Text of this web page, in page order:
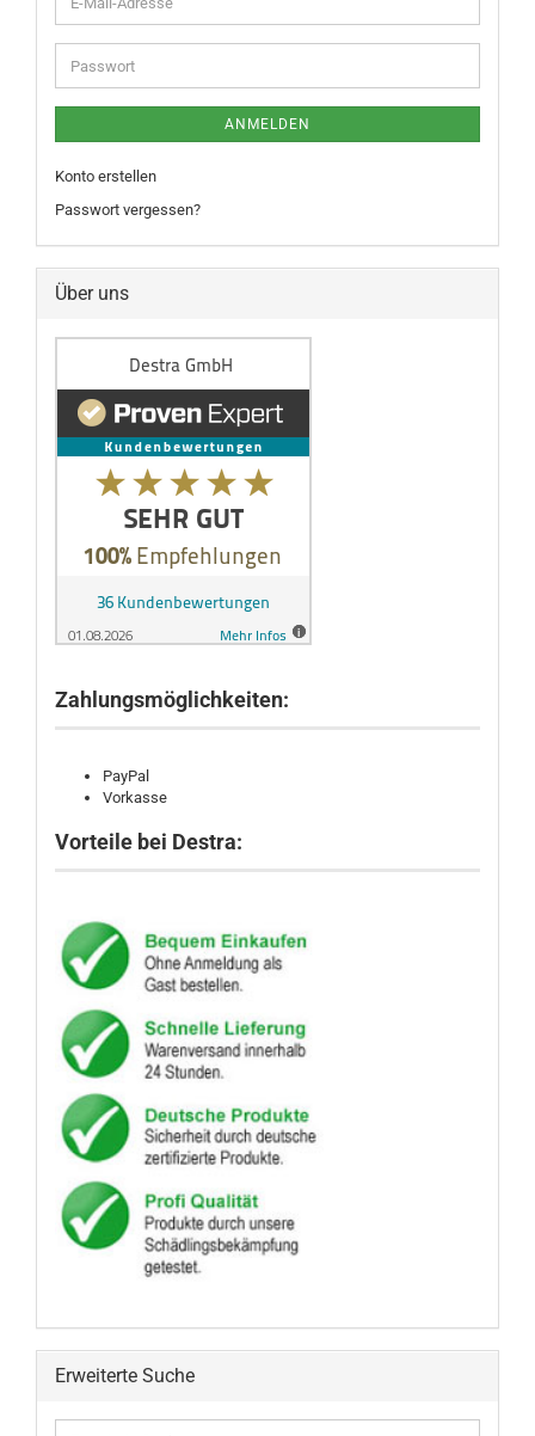
ANMELDEN
Konto erstellen
Passwort vergessen?
Über uns
Zahlungsmöglichkeiten:
PayPal
Vorkasse
Vorteile bei Destra:
Erweiterte Suche